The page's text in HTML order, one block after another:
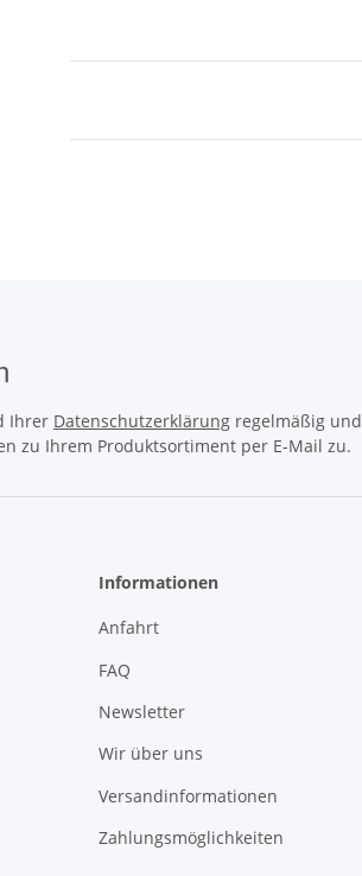
Ihrer Datenschutzerklärung regelmäßig und
zu Ihrem Produktsortiment per E-Mail zu.
Informationen
Anfahrt
FAQ
Newsletter
Wir über uns
Versandinformationen
Zahlungsmöglichkeiten